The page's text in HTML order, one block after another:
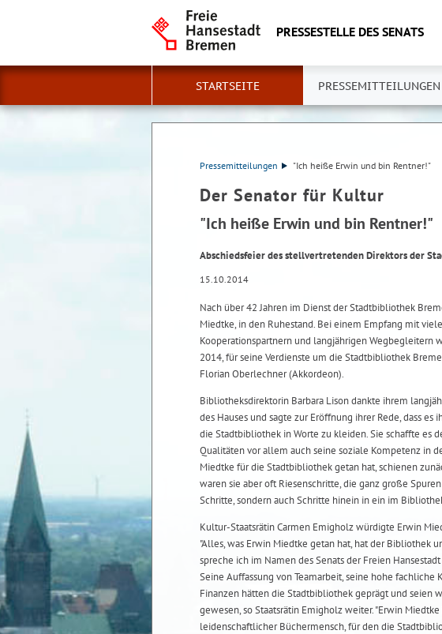
PRESSESTELLE DES SENATS
STARTSEITE PRESSEMITTEILUNGEN
Pressemitteilungen "Ich heiße Erwin und bin Rentner!"
Der Senator für Kultur
"Ich heiße Erwin und bin Rentner!"
Abschiedsfeier des stellvertretenden Direktors der
15.10.2014
Nach über 42 Jahren im Dienst der Stadtbibliothek
Miedtke, in den Ruhestand. Bei einem Empfang mit
Kooperationspartnern und langjährigen Wegbegleitern
2014, für seine Verdienste um die Stadtbibliothek
Florian Oberlechner (Akkordeon).
Bibliotheksdirektorin Barbara Lison dankte ihrem
des Hauses und sagte zur Eröffnung ihrer Rede, dass
die Stadtbibliothek in Worte zu kleiden. Sie schaffte es
Qualitäten vor allem auch seine soziale Kompetenz in
Miedtke für die Stadtbibliothek getan hat, schienen
waren sie aber oft Riesenschritte, die ganz große
Schritte, sondern auch Schritte hinein in ein im
Kultur-Staatsrätin Carmen Emigholz würdigte Erwin
"Alles, was Erwin Miedtke getan hat, hat der Bibliothek
spreche ich im Namen des Senats der Freien
Seine Auffassung von Teamarbeit, seine hohe
Finanzen hätten die Stadtbibliothek geprägt und
gewesen, so Staatsrätin Emigholz weiter. "Erwin
leidenschaftlicher Büchermensch, für den die